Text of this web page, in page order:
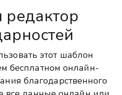
этот шаблон
бесплатном онлайн-
благодарственного